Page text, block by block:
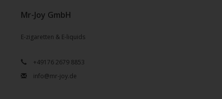
Mr-Joy GmbH
E-zigaretten & E-liquids
+49176 2679 8853
info@mr-joy.de